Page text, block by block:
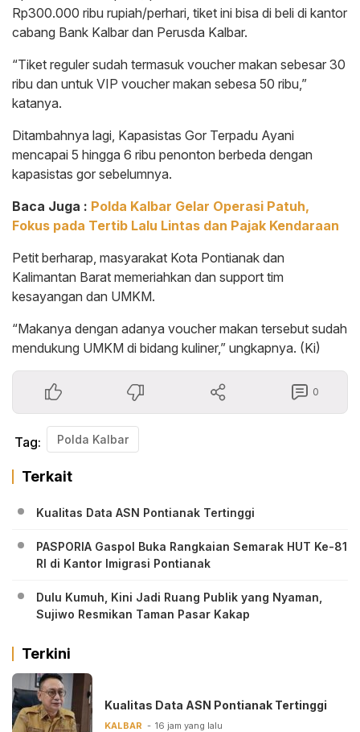
Rp300.000 ribu rupiah/perhari, tiket ini bisa di beli di kantor
cabang Bank Kalbar dan Perusda Kalbar.
“Tiket reguler sudah termasuk voucher makan sebesar 30
ribu dan untuk VIP voucher makan sebesa 50 ribu,”
katanya.
Ditambahnya lagi, Kapasistas Gor Terpadu Ayani
mencapai 5 hingga 6 ribu penonton berbeda dengan
kapasistas gor sebelumnya.
Baca Juga : Polda Kalbar Gelar Operasi Patuh,
Fokus pada Tertib Lalu Lintas dan Pajak Kendaraan
Petit berharap, masyarakat Kota Pontianak dan
Kalimantan Barat memeriahkan dan support tim
kesayangan dan UMKM.
“Makanya dengan adanya voucher makan tersebut sudah
mendukung UMKM di bidang kuliner,” ungkapnya. (Ki)
0
Tag: Polda Kalbar
Terkait
Kualitas Data ASN Pontianak Tertinggi
PASPORIA Gaspol Buka Rangkaian Semarak HUT Ke-81
RI di Kantor Imigrasi Pontianak
Dulu Kumuh, Kini Jadi Ruang Publik yang Nyaman,
Sujiwo Resmikan Taman Pasar Kakap
Terkini
Kualitas Data ASN Pontianak Tertinggi
KALBAR 16 jam yang lalu